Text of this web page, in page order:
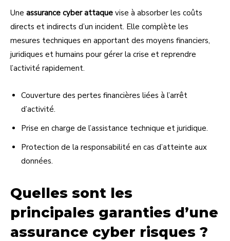
Une assurance cyber attaque vise à absorber les coûts
directs et indirects d’un incident. Elle complète les
mesures techniques en apportant des moyens financiers,
juridiques et humains pour gérer la crise et reprendre
l’activité rapidement.
Couverture des pertes financières liées à l’arrêt
d’activité.
Prise en charge de l’assistance technique et juridique.
Protection de la responsabilité en cas d’atteinte aux
données.
Quelles sont les
principales garanties d’une
assurance cyber risques ?